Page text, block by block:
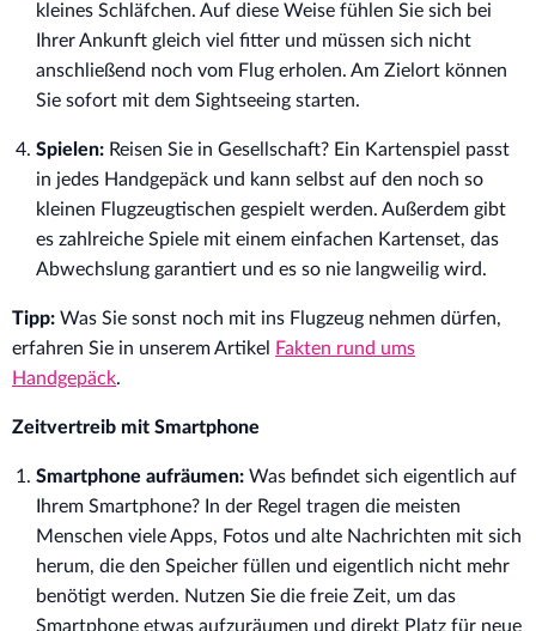
kleines Schläfchen. Auf diese Weise fühlen Sie sich bei
Ihrer Ankunft gleich viel fitter und müssen sich nicht
anschließend noch vom Flug erholen. Am Zielort können
Sie sofort mit dem Sightseeing starten.
Spielen: Reisen Sie in Gesellschaft? Ein Kartenspiel passt
in jedes Handgepäck und kann selbst auf den noch so
kleinen Flugzeugtischen gespielt werden. Außerdem gibt
es zahlreiche Spiele mit einem einfachen Kartenset, das
Abwechslung garantiert und es so nie langweilig wird.
Tipp: Was Sie sonst noch mit ins Flugzeug nehmen dürfen,
erfahren Sie in unserem Artikel
Fakten rund ums
Handgepäck.
Zeitvertreib mit Smartphone
Smartphone aufräumen: Was befindet sich eigentlich auf
Ihrem Smartphone? In der Regel tragen die meisten
Menschen viele Apps, Fotos und alte Nachrichten mit sich
herum, die den Speicher füllen und eigentlich nicht mehr
benötigt werden. Nutzen Sie die freie Zeit, um das
Smartphone etwas aufzuräumen und direkt Platz für neue